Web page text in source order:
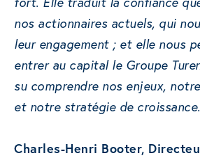
nos actionnaires actuels, qui
leur engagement ; et elle nous
entrer au capital le Groupe
su comprendre nos enjeux,
et notre stratégie de croissance.
Charles-Henri Booter,